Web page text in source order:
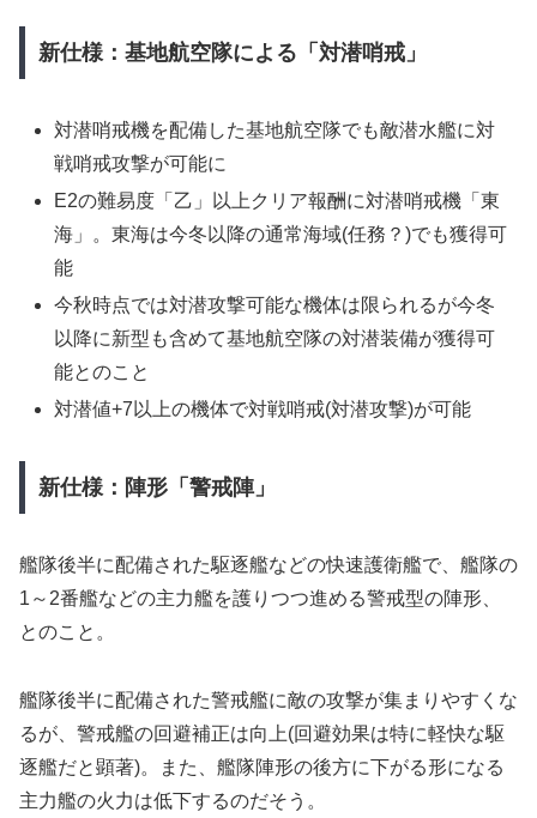
新仕様：基地航空隊による「対潜哨戒」
対潜哨戒機を配備した基地航空隊でも敵潜水艦に対
戦哨戒攻撃が可能に
E2の難易度「乙」以上クリア報酬に対潜哨戒機「東
海」。東海は今冬以降の通常海域(任務？)でも獲得可
能
今秋時点では対潜攻撃可能な機体は限られるが今冬
以降に新型も含めて基地航空隊の対潜装備が獲得可
能とのこと
対潜値+7以上の機体で対戦哨戒(対潜攻撃)が可能
新仕様：陣形「警戒陣」
艦隊後半に配備された駆逐艦などの快速護衛艦で、艦隊の
1～2番艦などの主力艦を護りつつ進める警戒型の陣形、
とのこと。
艦隊後半に配備された警戒艦に敵の攻撃が集まりやすくな
るが、警戒艦の回避補正は向上(回避効果は特に軽快な駆
逐艦だと顕著)。また、艦隊陣形の後方に下がる形になる
主力艦の火力は低下するのだそう。